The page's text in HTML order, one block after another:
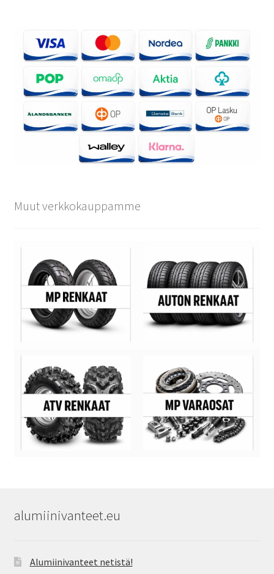
Muut verkkokauppamme
alumiinivanteet.eu
Alumiinivanteet netistä!